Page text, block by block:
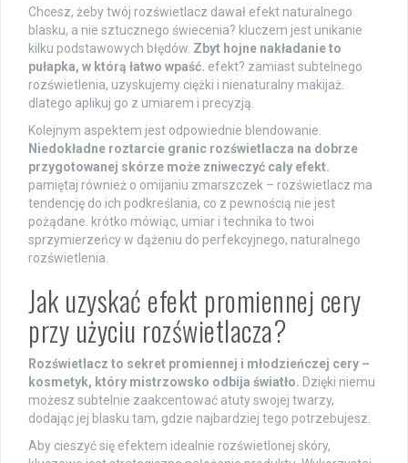
Chcesz, żeby twój rozświetlacz dawał efekt naturalnego
blasku, a nie sztucznego świecenia? kluczem jest unikanie
kilku podstawowych błędów. Zbyt hojne nakładanie to
pułapka, w którą łatwo wpaść. efekt? zamiast subtelnego
rozświetlenia, uzyskujemy ciężki i nienaturalny makijaż.
dlatego aplikuj go z umiarem i precyzją.
Kolejnym aspektem jest odpowiednie blendowanie.
Niedokładne roztarcie granic rozświetlacza na dobrze
przygotowanej skórze może zniweczyć cały efekt.
pamiętaj również o omijaniu zmarszczek – rozświetlacz ma
tendencję do ich podkreślania, co z pewnością nie jest
pożądane. krótko mówiąc, umiar i technika to twoi
sprzymierzeńcy w dążeniu do perfekcyjnego, naturalnego
rozświetlenia.
Jak uzyskać efekt promiennej cery
przy użyciu rozświetlacza?
Rozświetlacz to sekret promiennej i młodzieńczej cery –
kosmetyk, który mistrzowsko odbija światło. Dzięki niemu
możesz subtelnie zaakcentować atuty swojej twarzy,
dodając jej blasku tam, gdzie najbardziej tego potrzebujesz.
Aby cieszyć się efektem idealnie rozświetlonej skóry,